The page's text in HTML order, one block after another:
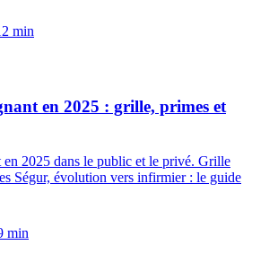
min
en 2025 : grille, primes et
en 2025 dans le public et le privé. Grille
Ségur, évolution vers infirmier : le guide
min